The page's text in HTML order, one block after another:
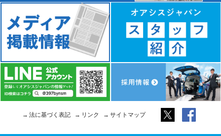
法に基づく表記 リンク サイトマップ